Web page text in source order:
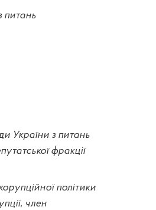
питань
України з питань
фракції
політики
член